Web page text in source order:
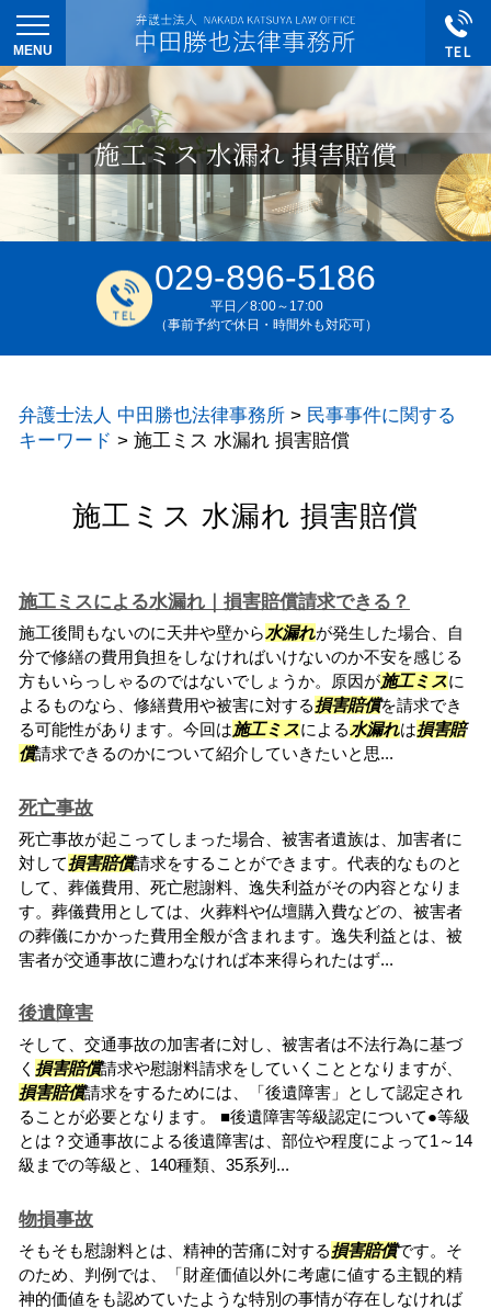
施工ミス 水漏れ 損害賠償
029-896-5186
平日／8:00～17:00
（事前予約で休日・時間外も対応可）
弁護士法人 中田勝也法律事務所 > 民事事件に関する
キーワード > 施工ミス 水漏れ 損害賠償
施工ミス 水漏れ 損害賠償
施工ミスによる水漏れ｜損害賠償請求できる？
施工後間もないのに天井や壁から水漏れが発生した場合、自
分で修繕の費用負担をしなければいけないのか不安を感じる
方もいらっしゃるのではないでしょうか。原因が施工ミスに
よるものなら、修繕費用や被害に対する損害賠償を請求でき
る可能性があります。今回は施工ミスによる水漏れは損害賠
償請求できるのかについて紹介していきたいと思...
死亡事故
死亡事故が起こってしまった場合、被害者遺族は、加害者に
対して損害賠償請求をすることができます。代表的なものと
して、葬儀費用、死亡慰謝料、逸失利益がその内容となりま
す。葬儀費用としては、火葬料や仏壇購入費などの、被害者
の葬儀にかかった費用全般が含まれます。逸失利益とは、被
害者が交通事故に遭わなければ本来得られたはず...
後遺障害
そして、交通事故の加害者に対し、被害者は不法行為に基づ
く 損害賠償請求や慰謝料請求をしていくこととなりますが、
損害賠償請求をするためには、「後遺障害」として認定され
ることが必要となります。 ■後遺障害等級認定について●等級
とは？交通事故による後遺障害は、部位や程度によって1～14
級までの等級と、140種類、35系列...
物損事故
そもそも慰謝料とは、精神的苦痛に対する損害賠償です。そ
のため、判例では、「財産価値以外に考慮に値する主観的精
神的価値をも認めていたような特別の事情が存在しなければ